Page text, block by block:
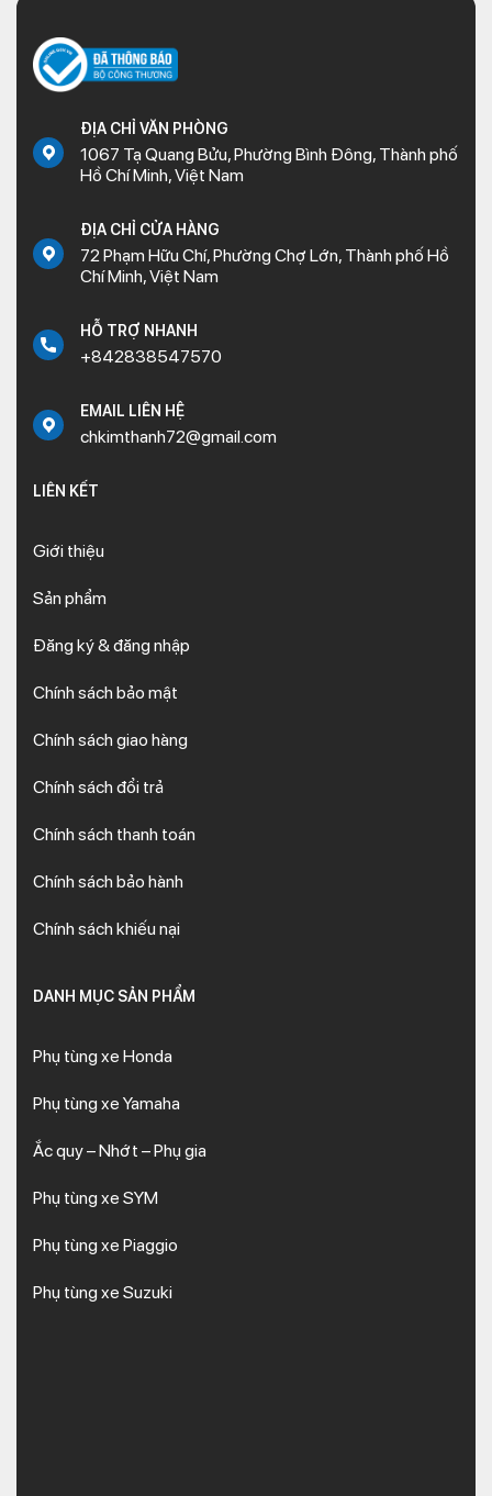
ĐỊA CHỈ VĂN PHÒNG
1067 Tạ Quang Bửu, Phường Bình Đông, Thành phố
Hồ Chí Minh, Việt Nam
ĐỊA CHỈ CỬA HÀNG
72 Phạm Hữu Chí, Phường Chợ Lớn, Thành phố Hồ
Chí Minh, Việt Nam
HỖ TRỢ NHANH
+842838547570
EMAIL LIÊN HỆ
chkimthanh72@gmail.com
LIÊN KẾT
Giới thiệu
Sản phẩm
Đăng ký & đăng nhập
Chính sách bảo mật
Chính sách giao hàng
Chính sách đổi trả
Chính sách thanh toán
Chính sách bảo hành
Chính sách khiếu nại
DANH MỤC SẢN PHẨM
Phụ tùng xe Honda
Phụ tùng xe Yamaha
Ắc quy – Nhớt – Phụ gia
Phụ tùng xe SYM
Phụ tùng xe Piaggio
Phụ tùng xe Suzuki